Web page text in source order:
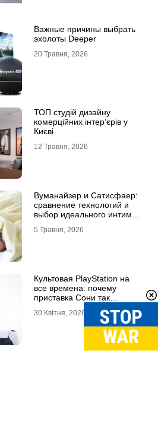
Важные причины выбрать
эхолоты Deeper
20 Травня, 2026
ТОП студій дизайну
комерційних інтер’єрів у
Києві
12 Травня, 2026
Вуманайзер и Сатисфаер:
сравнение технологий и
выбор идеального интим-
5 Травня, 2026
Культовая PlayStation на
все времена: почему
приставка Сони так
30 Квітня, 2026